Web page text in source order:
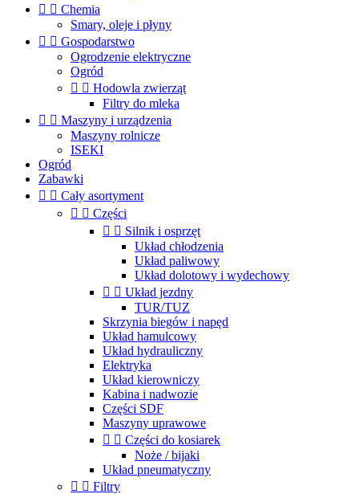
  Chemia
Smary, oleje i płyny
  Gospodarstwo
Ogrodzenie elektryczne
Ogród
  Hodowla zwierząt
Filtry do mleka
  Maszyny i urządzenia
Maszyny rolnicze
ISEKI
Ogród
Zabawki
  Cały asortyment
  Części
  Silnik i osprzęt
Układ chłodzenia
Układ paliwowy
Układ dolotowy i wydechowy
  Układ jezdny
TUR/TUZ
Skrzynia biegów i napęd
Układ hamulcowy
Układ hydrauliczny
Elektryka
Układ kierowniczy
Kabina i nadwozie
Części SDF
Maszyny uprawowe
  Części do kosiarek
Noże / bijaki
Układ pneumatyczny
  Filtry